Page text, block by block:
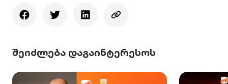
შეიძლება დაგაინტერესოს